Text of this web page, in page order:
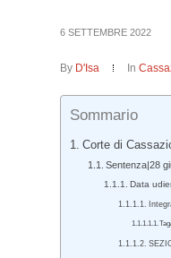
6 SETTEMBRE 2022
By D'Isa In
Sommario
Corte di
Sentenza|28
Data